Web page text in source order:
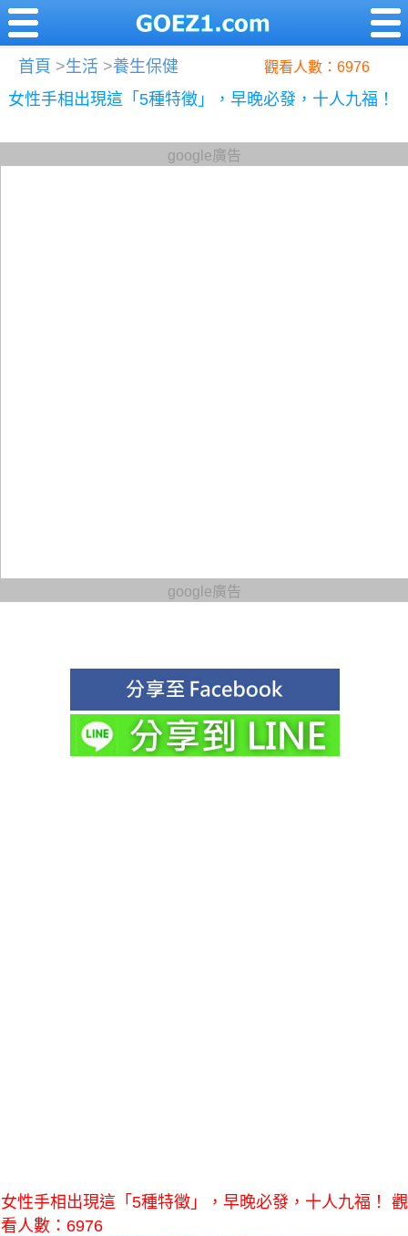
首頁 >生活 >養生保健 觀看人數：6976
女性手相出現這「5種特徵」，早晚必發，十人九福！
google廣告
google廣告
女性手相出現這「5種特徵」，早晚必發，十人九福！ 觀
看人數：6976